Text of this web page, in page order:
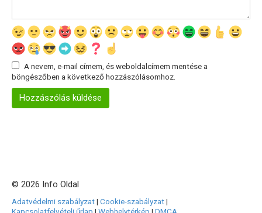
A nevem, e-mail címem, és weboldalcímem mentése a
böngészőben a következő hozzászólásomhoz.
© 2026 Info Oldal
Adatvédelmi szabályzat| Cookie-szabályzat|